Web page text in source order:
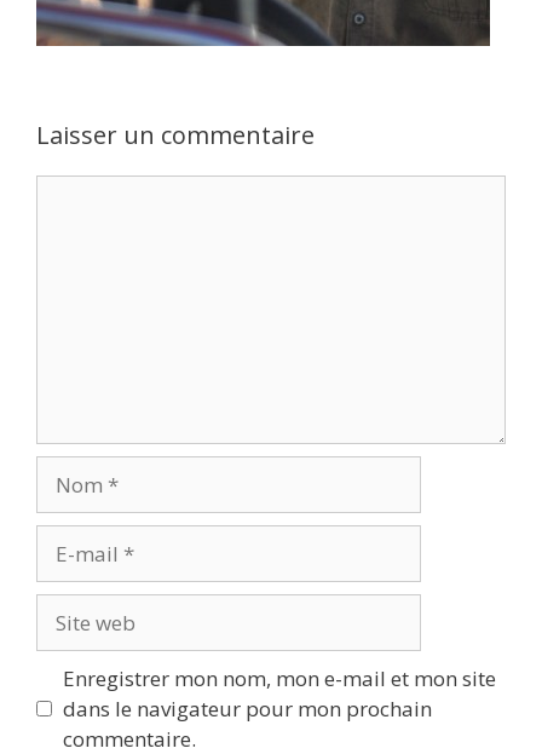
Laisser un commentaire
mail
web
Enregistrer mon nom, mon e-mail et mon site
dans le navigateur pour mon prochain
commentaire.